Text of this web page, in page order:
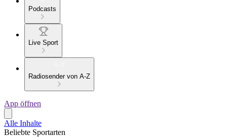
Podcasts
Live Sport
Radiosender von A-Z
App öffnen
Alle Inhalte
Beliebte Sportarten